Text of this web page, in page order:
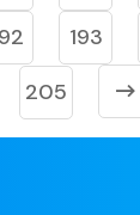
193
205